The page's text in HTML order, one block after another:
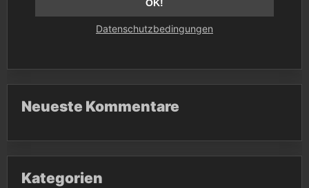
Datenschutzbedingungen
Neueste Kommentare
Kategorien